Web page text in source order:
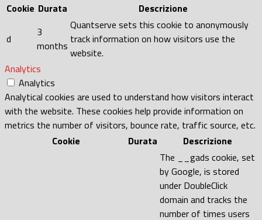
Cookie Durata Descrizione
d
3
months
Quantserve sets this cookie to anonymously
track information on how visitors use the
website.
Analytics
Analytics
Analytical cookies are used to understand how visitors interact
with the website. These cookies help provide information on
metrics the number of visitors, bounce rate, traffic source, etc.
Cookie
Durata
Descrizione
The __gads cookie, set
by Google, is stored
under DoubleClick
domain and tracks the
number of times users